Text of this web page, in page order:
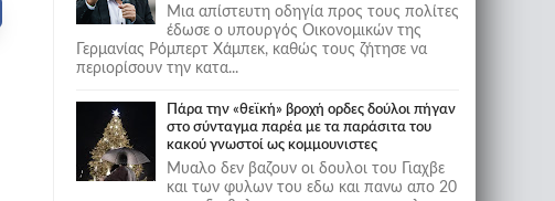
Μια απίστευτη οδηγία προς τους πολίτες
έδωσε ο υπουργός Οικονομικών της
Γερμανίας Ρόμπερτ Χάμπεκ, καθώς τους ζήτησε να
περιορίσουν την κατα...
Πάρα την «θεϊκή» βροχή ορδες δούλοι πήγαν
στο σύνταγμα παρέα με τα παράσιτα του
κακού γνωστοί ως κομμουνιστες
Μυαλο δεν βαζουν οι δουλοι του Γιαχβε
και των φυλων του εδω και πανω απο 20